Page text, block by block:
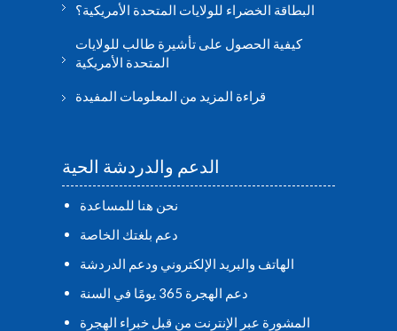
البطاقة الخضراء للولايات المتحدة الأمريكية؟
كيفية الحصول على تأشيرة طالب للولايات
المتحدة الأمريكية
قراءة المزيد من المعلومات المفيدة
الدعم والدردشة الحية
نحن هنا للمساعدة
دعم بلغتك الخاصة
الهاتف والبريد الإلكتروني ودعم الدردشة
دعم الهجرة 365 يومًا في السنة
المشورة عبر الإنترنت من قبل خبراء الهجرة